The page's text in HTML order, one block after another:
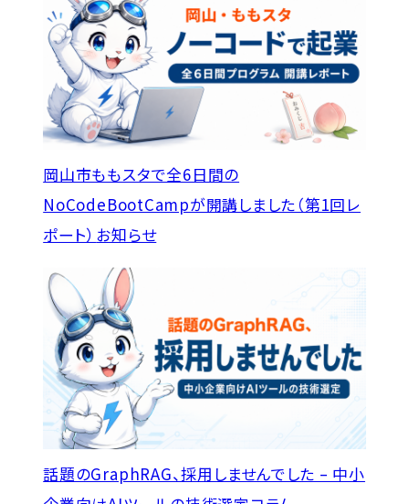
岡山市ももスタで全6日間の
NoCodeBootCampが開講しました（第1回レ
ポート） お知らせ
話題のGraphRAG、採用しませんでした – 中小